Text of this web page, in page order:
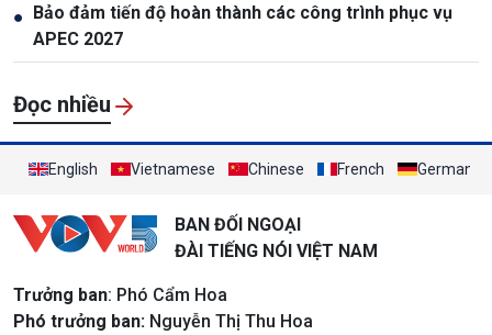
● Bảo đảm tiến độ hoàn thành các công trình phục vụ
APEC 2027
Đọc nhiều
English Vietnamese Chinese French German
BAN ĐỐI NGOẠI
ĐÀI TIẾNG NÓI VIỆT NAM
Trưởng ban: Phó Cẩm Hoa
Phó trưởng ban: Nguyễn Thị Thu Hoa